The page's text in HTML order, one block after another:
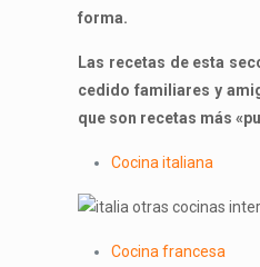
forma.
Las recetas de esta
cedido familiares y
que son recetas más
Cocina italiana
Cocina francesa